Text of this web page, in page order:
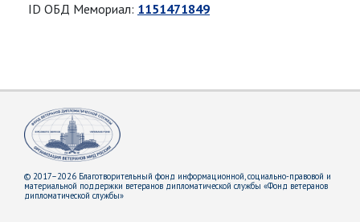
ID ОБД Мемориал: 1151471849
© 2017–2026 Благотворительный фонд информационной, социально-правовой и
материальной поддержки ветеранов дипломатической службы «Фонд ветеранов
дипломатической службы»